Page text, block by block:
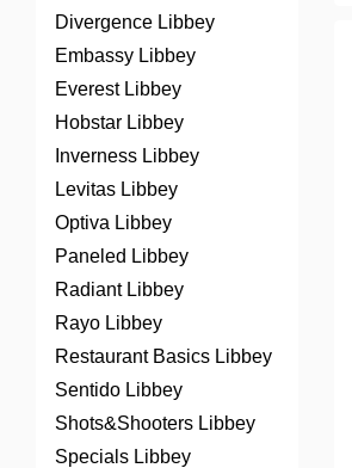
Divergence Libbey
Embassy Libbey
Everest Libbey
Hobstar Libbey
Inverness Libbey
Levitas Libbey
Optiva Libbey
Paneled Libbey
Radiant Libbey
Rayo Libbey
Restaurant Basics Libbey
Sentido Libbey
Shots&Shooters Libbey
Specials Libbey